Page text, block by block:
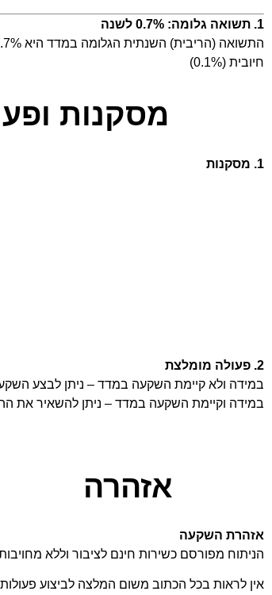
1. תשואה גלומה: 0.7% לשנה
חיובית (0.1%)
מסקנות
1. מסקנות
2. פעולה מומלצת
במידה ולא קיימת השקעה במדד – ניתן לבצע
במידה וקיימת השקעה במדד – ניתן להשאיר את
אזהרה
אזהרת השקעה
הניתוח מפורסם כשירות חינם לציבור וללא
אין לראות בכל הכתוב משום המלצה לביצוע פעולות